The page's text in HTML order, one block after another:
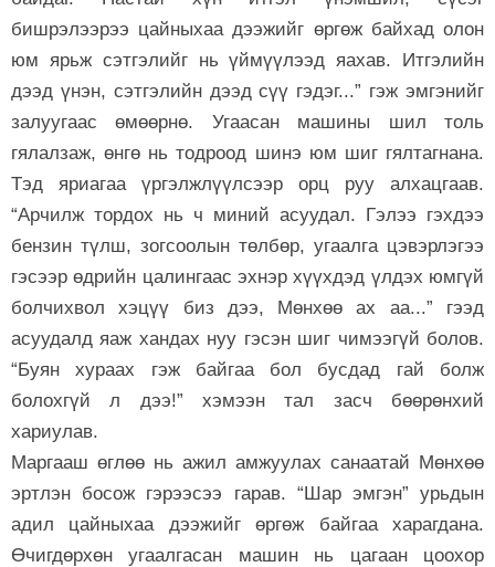
бишрэлээрээ цайныхаа дээжийг өргөж байхад олон
юм ярьж сэтгэлийг нь үймүүлээд яахав. Итгэлийн
дээд үнэн, сэтгэлийн дээд сүү гэдэг...” гэж эмгэнийг
залуугаас өмөөрнө. Угаасан машины шил толь
гялалзаж, өнгө нь тодроод шинэ юм шиг гялтагнана.
Тэд яриагаа үргэлжлүүлсээр орц руу алхацгаав.
“Арчилж тордох нь ч миний асуудал. Гэлээ гэхдээ
бензин түлш, зогсоолын төлбөр, угаалга цэвэрлэгээ
гэсээр өдрийн цалингаас эхнэр хүүхдэд үлдэх юмгүй
болчихвол хэцүү биз дээ, Мөнхөө ах аа...” гээд
асуудалд яаж хандах нуу гэсэн шиг чимээгүй болов.
“Буян хураах гэж байгаа бол бусдад гай болж
болохгүй л дээ!” хэмээн тал засч бөөрөнхий
хариулав.
Маргааш өглөө нь ажил амжуулах санаатай Мөнхөө
эртлэн босож гэрээсээ гарав. “Шар эмгэн” урьдын
адил цайныхаа дээжийг өргөж байгаа харагдана.
Өчигдөрхөн угаалгасан машин нь цагаан цоохор